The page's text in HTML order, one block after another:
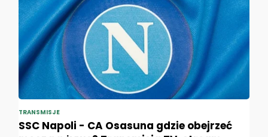
TRANSMISJE
SSC Napoli - CA Osasuna gdzie obejrzeć